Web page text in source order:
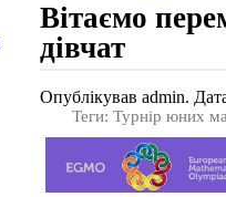
Вітаємо
дівчат
Опублікував admin.
Теги: Турнір юних